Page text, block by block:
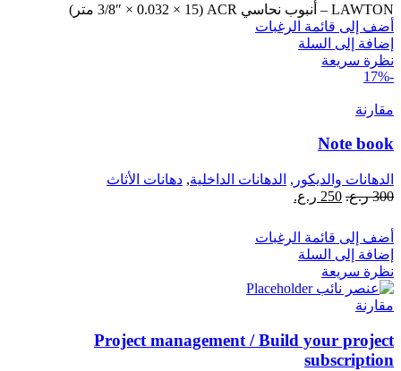
LAWTON – أنبوب نحاسي ACR (3/8″ × 0.032 × 15 متر)
أضف إلى قائمة الرغبات
إضافة إلى السلة
نظرة سريعة
-17%
مقارنة
Note book
الدهانات والديكور , الدهانات الداخلية, دهانات الأثاث
300 ر.ع. السعر
هو:
300 ر.ع..
250 ر.ع.
هو:
250 ر.ع..
أضف إلى قائمة الرغبات
إضافة إلى السلة
نظرة سريعة
مقارنة
Project management / Build your project
subscription